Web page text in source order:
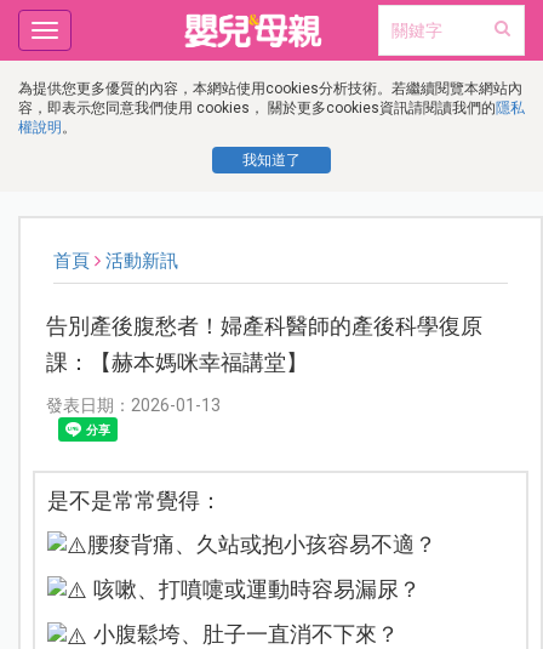
為提供您更多優質的內容，本網站使用cookies分析技術。若繼續閱覽本網站內
容，即表示您同意我們使用 cookies， 關於更多cookies資訊請閱讀我們的隱私
權說明 。
我知道了
Toggle
navigation
首頁 活動新訊
告別產後腹愁者！婦產科醫師的產後科學復原
課：【赫本媽咪幸福講堂】
發表日期：2026-01-13
是不是常常覺得：
腰痠背痛、久站或抱小孩容易不適？
咳嗽、打噴嚏或運動時容易漏尿？
小腹鬆垮、肚子一直消不下來？